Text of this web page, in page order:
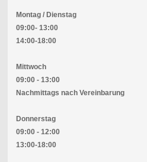
Montag / Dienstag
09:00- 13:00
14:00-18:00
Mittwoch
09:00 - 13:00
Nachmittags nach Vereinbarung
Donnerstag
09:00 - 12:00
13:00-18:00